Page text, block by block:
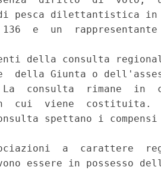
pesca dilettantistica
e  un  rappresentante
della consulta
della Giunta o
La  consulta  rimane  in
cui  viene  costituita.
spettano i
a  carattere
essere in possesso